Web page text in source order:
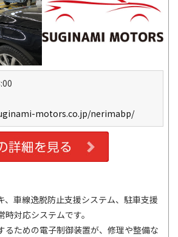
、車線逸脱防止支援システム、駐車支援
対応システムです。
るための電子制御装置が、修理や整備な
motors.co.jp/nerimabp/